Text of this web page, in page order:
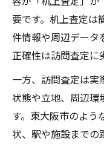
要です。机上査定は
件情報や周辺データ
正確性は訪問査定に
一方、訪問査定は実
状態や立地、周辺環
す。東大阪市のよう
状、駅や施設までの